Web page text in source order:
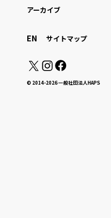
アーカイブ
EN サイトマップ
© 2014-2026 一般社団法人HAPS